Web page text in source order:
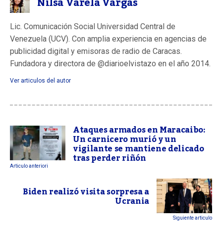
Lic. Comunicación Social Universidad Central de
Venezuela (UCV). Con amplia experiencia en agencias de
publicidad digital y emisoras de radio de Caracas.
Fundadora y directora de @diarioelvistazo en el año 2014.
Ver articulos del autor
Ataques armados en Maracaibo:
Un carnicero murió y un
vigilante se mantiene delicado
tras perder riñón
Articulo anteriori
Biden realizó visita sorpresa a
Ucrania
Siguiente articulo